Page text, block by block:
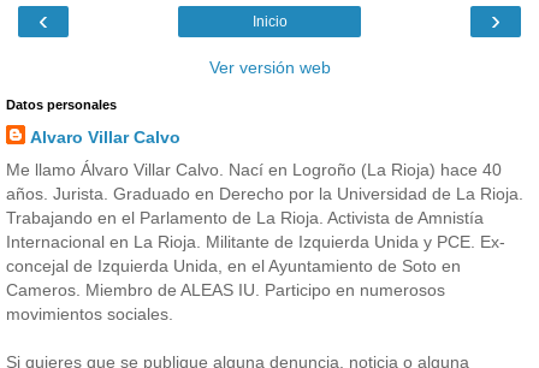
‹ ›
Inicio
Ver versión web
Datos personales
Alvaro Villar Calvo
Me llamo Álvaro Villar Calvo. Nací en Logroño (La Rioja) hace 40
años. Jurista. Graduado en Derecho por la Universidad de La Rioja.
Trabajando en el Parlamento de La Rioja. Activista de Amnistía
Internacional en La Rioja. Militante de Izquierda Unida y PCE. Ex-
concejal de Izquierda Unida, en el Ayuntamiento de Soto en
Cameros. Miembro de ALEAS IU. Participo en numerosos
movimientos sociales.
Si quieres que se publique alguna denuncia, noticia o alguna